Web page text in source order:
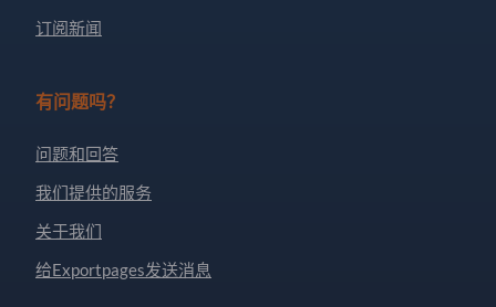
订阅新闻
有问题吗？
问题和回答
我们提供的服务
关于我们
给Exportpages发送消息